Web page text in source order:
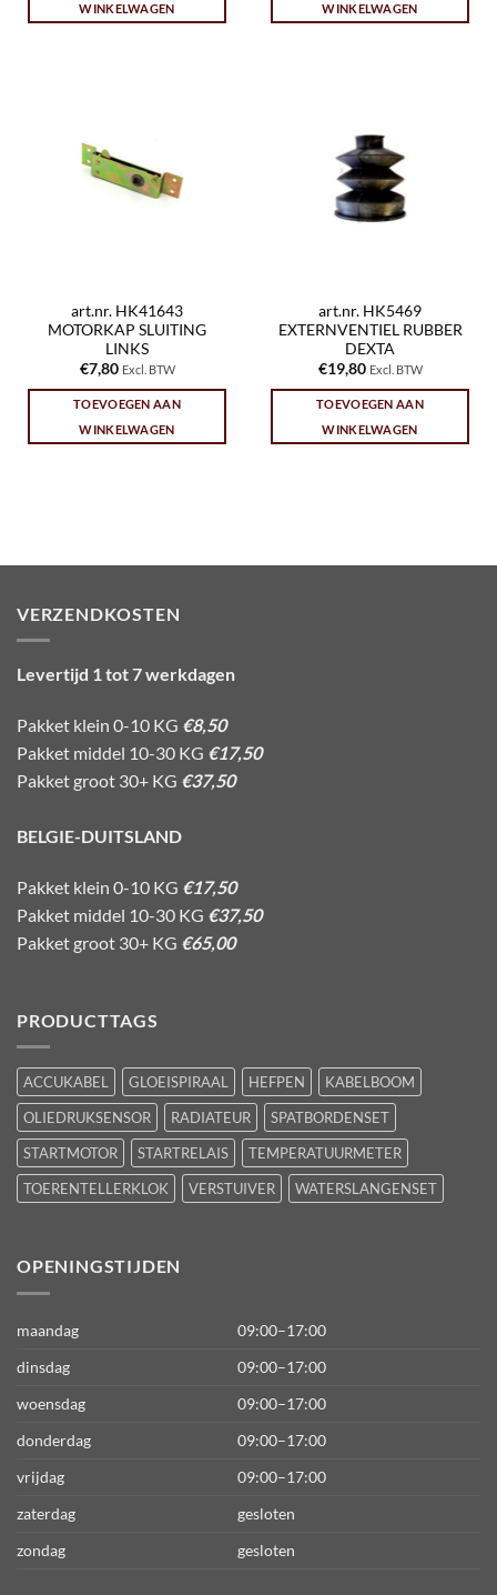
WINKELWAGEN
WINKELWAGEN
art.nr. HK41643
MOTORKAP SLUITING
LINKS
€7,80 Excl. BTW
TOEVOEGEN AAN
WINKELWAGEN
art.nr. HK5469
EXTERNVENTIEL RUBBER
DEXTA
€19,80 Excl. BTW
TOEVOEGEN AAN
WINKELWAGEN
VERZENDKOSTEN
Levertijd 1 tot 7 werkdagen
Pakket klein 0-10 KG €8,50
Pakket middel 10-30 KG €17,50
Pakket groot 30+ KG €37,50
BELGIE-DUITSLAND
Pakket klein 0-10 KG €17,50
Pakket middel 10-30 KG €37,50
Pakket groot 30+ KG €65,00
PRODUCTTAGS
ACCUKABEL GLOEISPIRAAL HEFPEN
KABELBOOM
OLIEDRUKSENSOR
RADIATEUR
SPATBORDENSET
STARTMOTOR
STARTRELAIS
TEMPERATUURMETER
TOERENTELLERKLOK
VERSTUIVER WATERSLANGENSET
OPENINGSTIJDEN
maandag
09:00–17:00
dinsdag
09:00–17:00
woensdag
09:00–17:00
donderdag
09:00–17:00
vrijdag
09:00–17:00
zaterdag
gesloten
zondag
gesloten